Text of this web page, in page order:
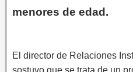
menores de edad.
El director de Relaciones
sostuvo que se trata de un